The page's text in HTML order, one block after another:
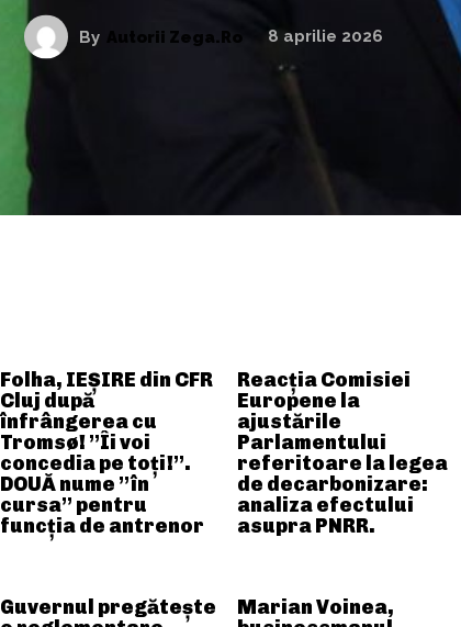
By Autorii Zega.ro 8 aprilie 2026
Folha, IEȘIRE din CFR
Cluj după
înfrângerea cu
Tromsø! ”Îi voi
concedia pe toți!”.
DOUĂ nume ”în
cursa” pentru
funcția de antrenor
Reacția Comisiei
Europene la
ajustările
Parlamentului
referitoare la legea
de decarbonizare:
analiza efectului
asupra PNRR.
Guvernul pregătește
Marian Voinea,